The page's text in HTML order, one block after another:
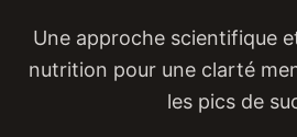
Une approche scientifique
nutrition pour une clarté
les pics de